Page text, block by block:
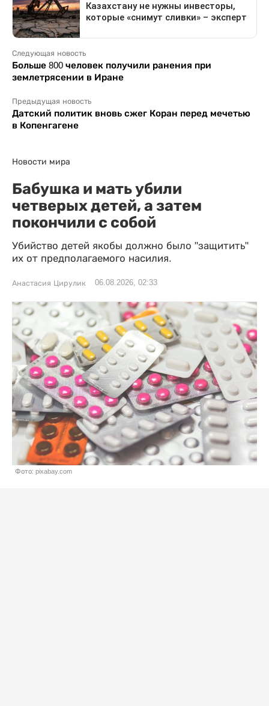
Следующая новость
Больше 800 человек получили ранения при
землетрясении в Иране
Предыдущая новость
Датский политик вновь сжег Коран перед мечетью
в Копенгагене
Новости мира
Бабушка и мать убили
четверых детей, а затем
покончили с собой
Убийство детей якобы должно было "защитить"
их от предполагаемого насилия.
Анастасия Цирулик 06.08.2026, 02:33
Фото: pixabay.com